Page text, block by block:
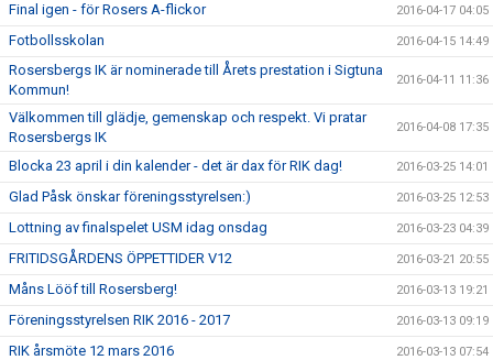
Final igen - för Rosers A-flickor 2016-04-17 04:05
Fotbollsskolan 2016-04-15 14:49
Rosersbergs IK är nominerade till Årets prestation i Sigtuna
Kommun!
2016-04-11 11:36
Välkommen till glädje, gemenskap och respekt. Vi pratar
Rosersbergs IK
2016-04-08 17:35
Blocka 23 april i din kalender - det är dax för RIK dag! 2016-03-25 14:01
Glad Påsk önskar föreningsstyrelsen:) 2016-03-25 12:53
Lottning av finalspelet USM idag onsdag 2016-03-23 04:39
FRITIDSGÅRDENS ÖPPETTIDER V12 2016-03-21 20:55
Måns Lööf till Rosersberg! 2016-03-13 19:21
Föreningsstyrelsen RIK 2016 - 2017 2016-03-13 09:19
RIK årsmöte 12 mars 2016 2016-03-13 07:54